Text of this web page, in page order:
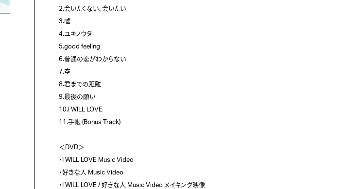
2.会いたくない、会いたい
3.嘘
4.ユキノウタ
5.good feeling
6.普通の恋がわからない
7.空
8.君までの距離
9.最後の願い
10.I WILL LOVE
11.手帳 (Bonus Track)
＜DVD＞
・I WILL LOVE Music Video
・好きな人 Music Video
・I WILL LOVE / 好きな人 Music Video メイキング映像